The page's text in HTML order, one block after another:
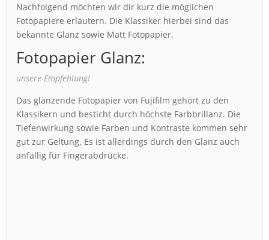
Nachfolgend möchten wir dir kurz die möglichen
Fotopapiere erläutern. Die Klassiker hierbei sind das
bekannte Glanz sowie Matt Fotopapier.
Fotopapier Glanz:
unsere Empfehlung!
Das glänzende Fotopapier von Fujifilm gehört zu den
Klassikern und besticht durch höchste Farbbrillanz. Die
Tiefenwirkung sowie Farben und Kontraste kommen sehr
gut zur Geltung. Es ist allerdings durch den Glanz auch
anfällig für Fingerabdrücke.